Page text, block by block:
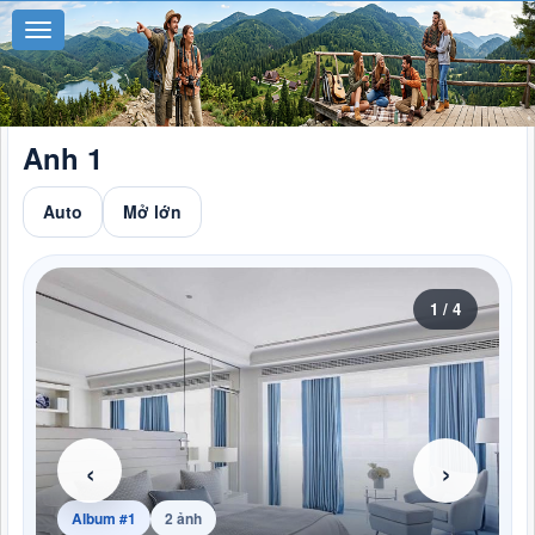
PHOTOS PRO V5
Anh 1
Auto Mở lớn
1 / 4
‹
Album #1 2 ảnh
›